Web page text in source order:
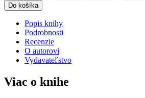
Do košíka
Popis knihy
Podrobnosti
Recenzie
O autorovi
Vydavateľstvo
Viac o knihe